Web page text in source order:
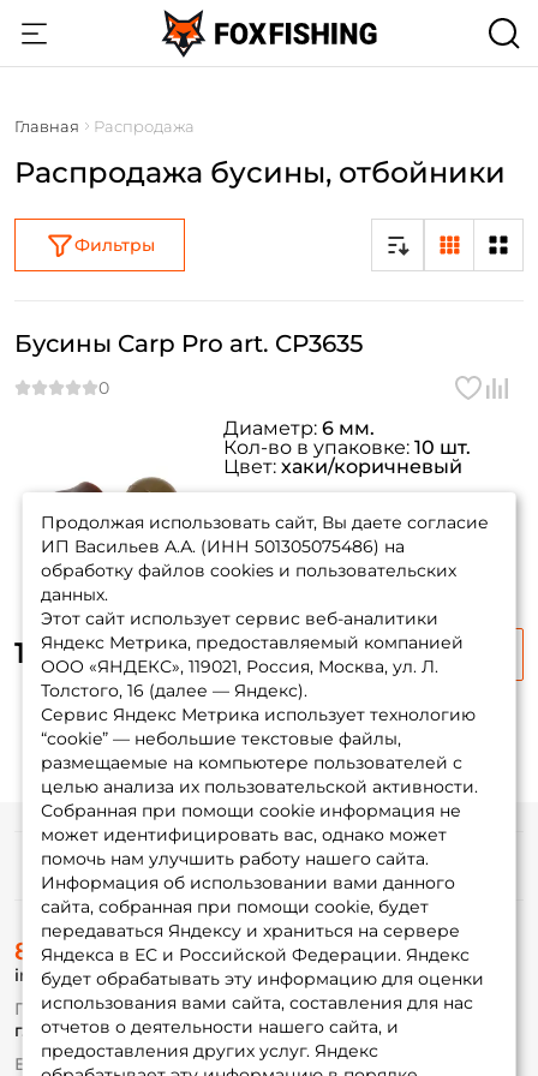
Главная Распродажа
Распродажа бусины, отбойники
Фильтры
Бусины Carp Pro art. CP3635
110 ₽145 ₽ -25%
Диаметр: 6 мм.
Кол-во в упаковке: 10 шт.
Цвет: хаки/коричневый
Продолжая использовать сайт, Вы даете согласие
ИП Васильев А.А. (ИНН 501305075486) на
обработку файлов cookies и пользовательских
данных.
Этот сайт использует сервис веб-аналитики
Яндекс Метрика, предоставляемый компанией
ООО «ЯНДЕКС», 119021, Россия, Москва, ул. Л.
Толстого, 16 (далее — Яндекс).
Сервис Яндекс Метрика использует технологию
“cookie” — небольшие текстовые файлы,
размещаемые на компьютере пользователей с
целью анализа их пользовательской активности.
Собранная при помощи cookie информация не
может идентифицировать вас, однако может
помочь нам улучшить работу нашего сайта.
Информация об использовании вами данного
сайта, собранная при помощи cookie, будет
передаваться Яндексу и храниться на сервере
Яндекса в ЕС и Российской Федерации. Яндекс
будет обрабатывать эту информацию для оценки
использования вами сайта, составления для нас
отчетов о деятельности нашего сайта, и
предоставления других услуг. Яндекс
ФИО: *
Email: *
Номер телефона: *
Придумайте пароль: *
Повторите пароль: *
Заполняя данную форму вы соглашаетесь на обработку
персональных данных
Создать аккаунт
У меня уже есть аккаунт
Информация
О магазине
Доставка
Оплата
Fox-bonus
Гуру
8 (495) 532-77-88
info@foxfishing.ru
По вопросам с заказом
г. Москва, ул. Плеханова д.7
Ежедневно 10:00 до 20:00